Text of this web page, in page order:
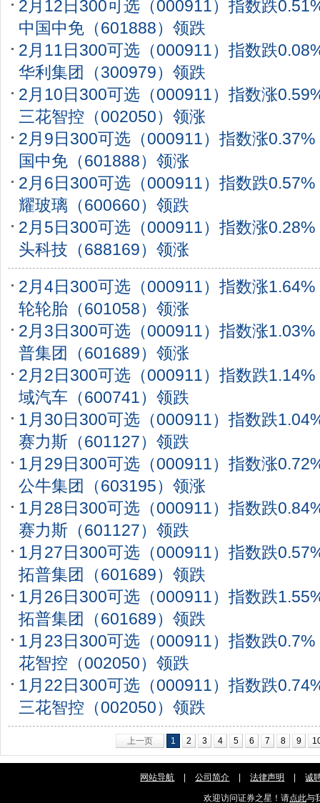
2月12日300可选（000911）指数跌
中国中免（601888）领跌
2月11日300可选（000911）指数跌
华利集团（300979）领跌
2月10日300可选（000911）指数涨
三花智控（002050）领涨
2月9日300可选（000911）指数涨0.37%
国中免（601888）领涨
2月6日300可选（000911）指数跌0.57%
耀玻璃（600660）领跌
2月5日300可选（000911）指数涨0.28%
头科技（688169）领涨
2月4日300可选（000911）指数涨1.64%
轮轮胎（601058）领涨
2月3日300可选（000911）指数涨1.03%
普集团（601689）领涨
2月2日300可选（000911）指数跌1.14%
域汽车（600741）领跌
1月30日300可选（000911）指数跌
赛力斯（601127）领跌
1月29日300可选（000911）指数涨
公牛集团（603195）领涨
1月28日300可选（000911）指数跌
赛力斯（601127）领跌
1月27日300可选（000911）指数跌
拓普集团（601689）领跌
1月26日300可选（000911）指数跌
拓普集团（601689）领跌
1月23日300可选（000911）指数跌0.7%
花智控（002050）领跌
1月22日300可选（000911）指数跌
三花智控（002050）领跌
上一页 1 2 3 4 5 6 7 8 9
网站导航 | 公司简介 | 法律声明 | 诚
欢迎访问证券之星！请点此与